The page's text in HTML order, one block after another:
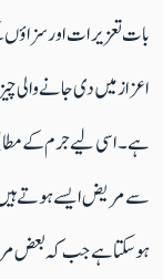
بات تعزیرات اورسزاؤں
اعزازمیں دی جانے والی
ہے۔ اسی لیے جرم کے
سے مریض ایسے ہوتے ہیں
ہوسکتاہے جب کہ بعض